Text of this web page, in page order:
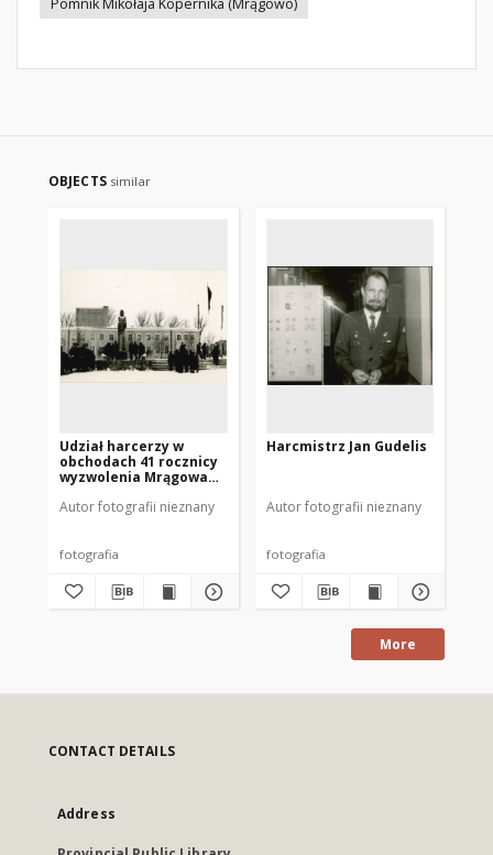
Pomnik Mikołaja Kopernika (Mrągowo)
OBJECTS similar
Udział harcerzy w
obchodach 41 rocznicy
wyzwolenia Mrągowa
Autor fotografii nieznany
fotografia
Harcmistrz Jan Gudelis
Autor fotografii nieznany
fotografia
More
CONTACT DETAILS
Address